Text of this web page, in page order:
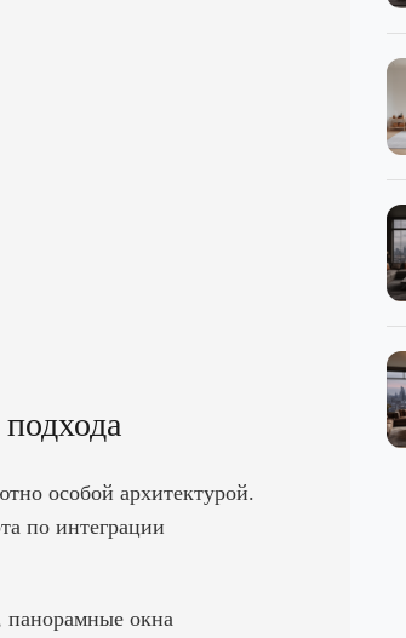
особой архитектурой.
по интеграции
панорамные окна